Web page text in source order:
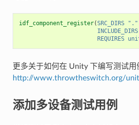
idf_component_register(SRC_DIRS
"."
INCLUDE_DIRS
REQUIRES
更多关于如何在 Unity 下编写测试用
http://www.throwtheswitch.org/
添加多设备测试用例